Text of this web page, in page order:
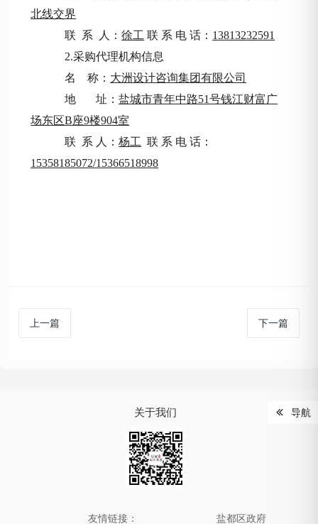
北线交界
联 系 人：徐工 联 系 电 话： 13813232591
2.采购代理机构信息
名
称： 大洲设计咨询集团有限公司
地
址：盐城市青年中路51号钱江财富广
场东区B座9楼904室
联 系 人：杨工 联 系 电 话：
15358185072/15366518998
上一篇 下一篇
导航
关于我们
友情链接： 盐都区政府